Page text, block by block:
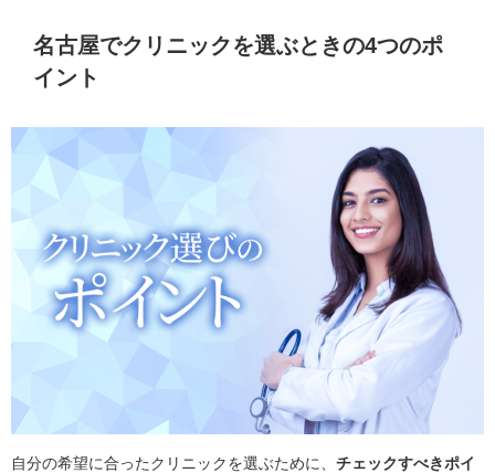
名古屋でクリニックを選ぶときの4つのポ
イント
自分の希望に合ったクリニックを選ぶために、 チェックすべきポイ